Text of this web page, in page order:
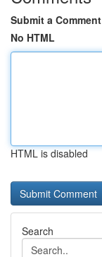
Submit a Comment
No HTML
HTML is disabled
Search